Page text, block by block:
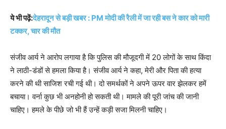
ये भी पढ़ें:देहरादून से बड़ी खबर : PM मोदी की रैली में जा रही बस ने कार को मारी
टक्कर, चार की मौत
संजीव आर्य ने आरोप लगाया है कि पुलिस की मौजूदगी में 20 लोगों के साथ किंदा
ने लाठी-डंडों से हमला किया है। संजीव आर्य ने कहा, मेरी और पिता की हत्या
करने की थी साजिश रची गई थी। दो समर्थकों ने अपने ऊपर वार झेलकर हमें
बचाया। वर्ना कुछ भी अनहोनी हो सकती थी। मामले की पूरी जांच की जानी
चाहिए। हमले के पीछे जो भी हैं उन्हें कड़ी सजा मिलनी चाहिए।